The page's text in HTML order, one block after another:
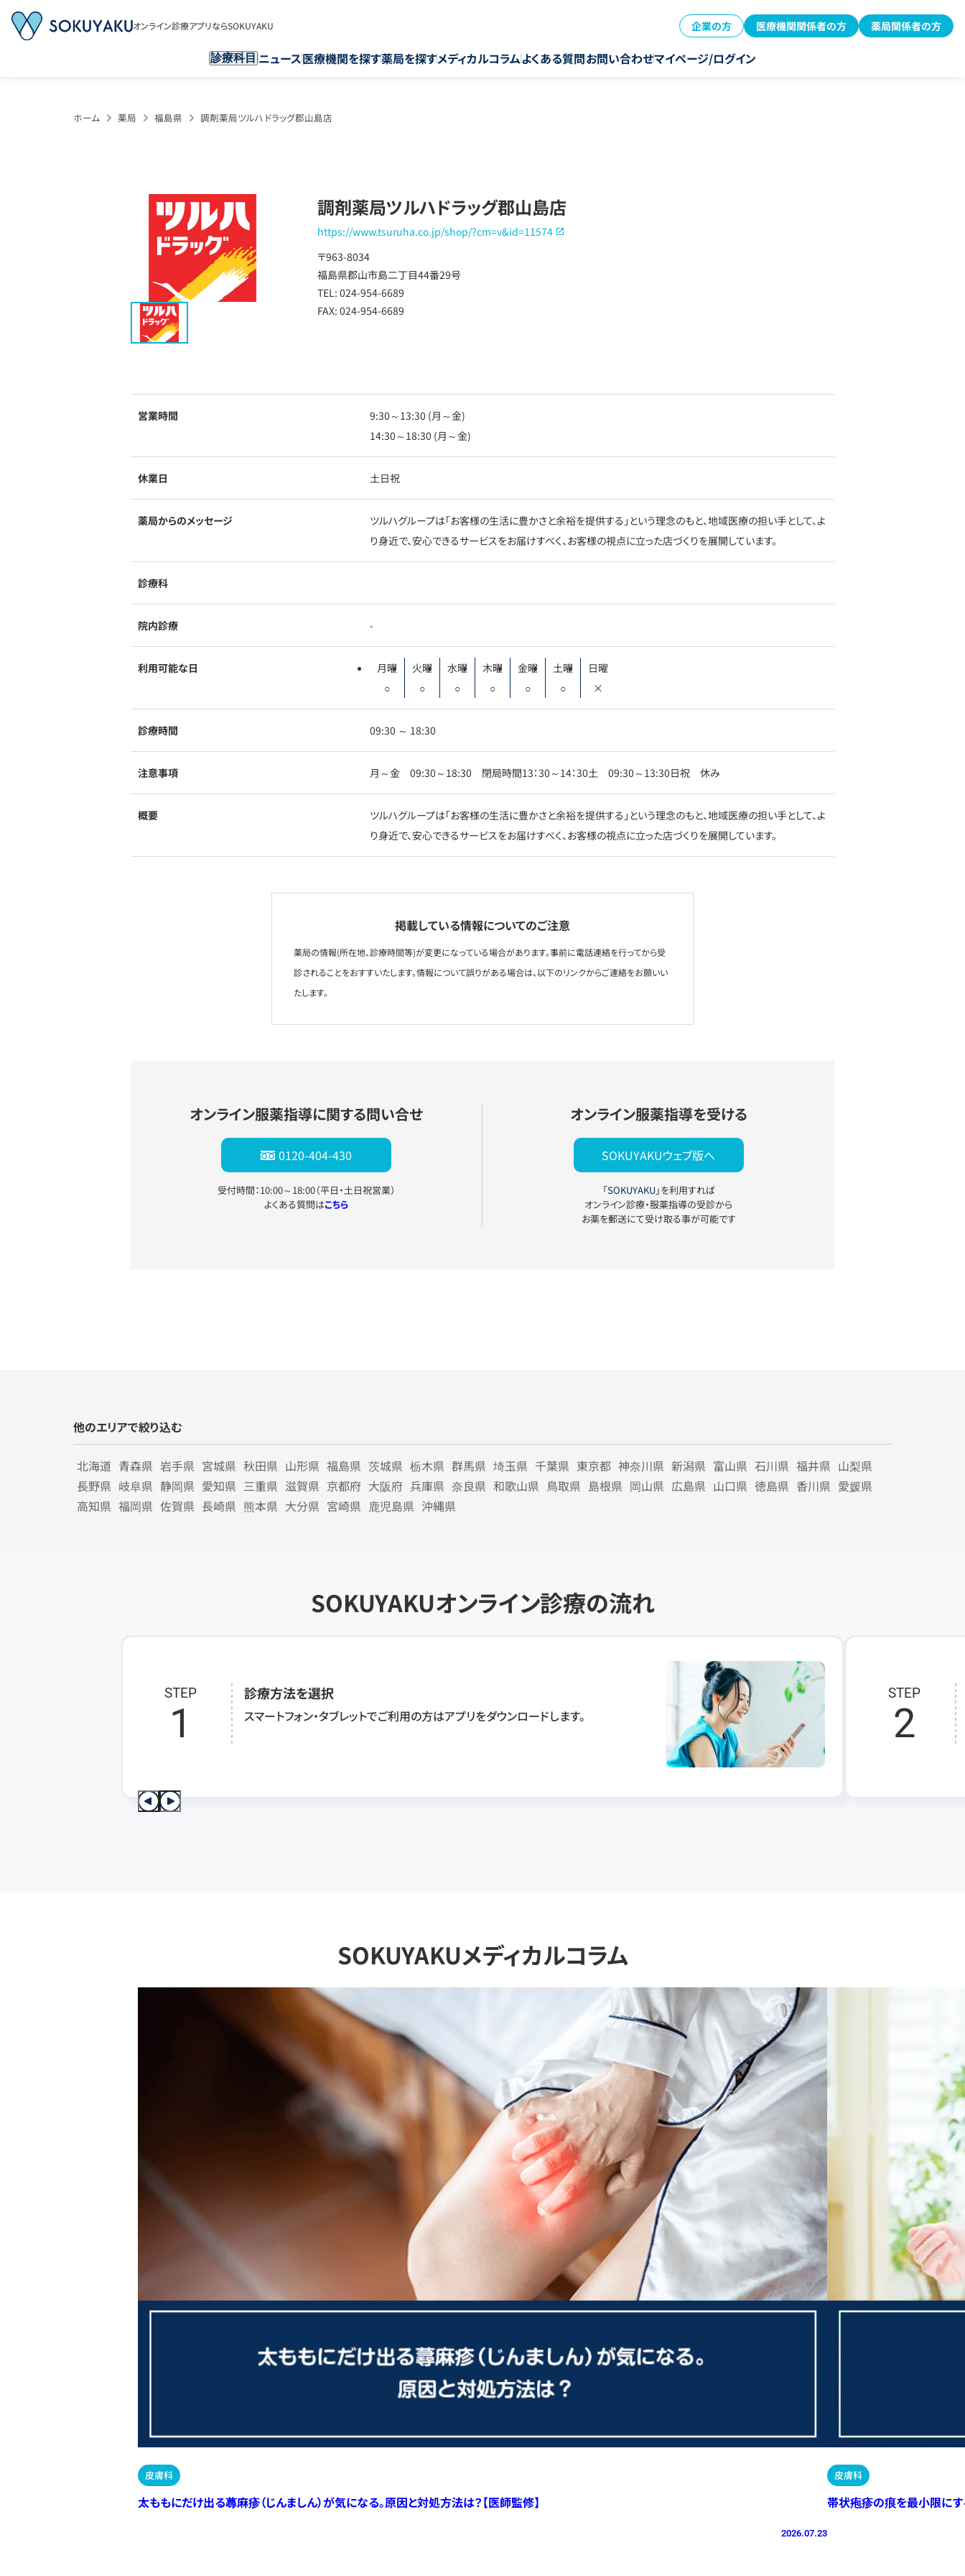
オンライン診療アプリならSOKUYAKU 企業の方 医療機関関係者の方 薬局関係者の方
診療科目 ニュース医療機関を探す薬局を探すメディカルコラムよくある質問お問い合わせマイページ/ログイン
ホーム 薬局 福島県 調剤薬局ツルハドラッグ郡山島店
調剤薬局ツルハドラッグ郡山島店
https://www.tsuruha.co.jp/shop/?cm=v&id=11574
〒963-8034
福島県郡山市島二丁目44番29号
TEL: 024-954-6689
FAX: 024-954-6689
営業時間
9:30～13:30 (月～金)
14:30～18:30 (月～金)
休業日 土日祝
薬局からのメッセージ
ツルハグループは「お客様の生活に豊かさと余裕を提供する」という理念のもと、地域医療の担い手として、よ
り身近で、安心できるサービスをお届けすべく、お客様の視点に立った店づくりを展開しています。
診療科
院内診療 -
利用可能な日
月曜
○
火曜
○
水曜
○
木曜
○
金曜
○
土曜
○
日曜
×
診療時間 09:30 ～ 18:30
注意事項 月～金 09:30～18:30 閉局時間13：30～14：30土 09:30～13:30日祝 休み
概要
ツルハグループは「お客様の生活に豊かさと余裕を提供する」という理念のもと、地域医療の担い手として、よ
り身近で、安心できるサービスをお届けすべく、お客様の視点に立った店づくりを展開しています。
掲載している情報についてのご注意
薬局の情報(所在地、診療時間等)が変更になっている場合があります。事前に電話連絡を行ってから受
診されることをおすすいたします。情報について誤りがある場合は、以下のリンクからご連絡をお願いい
たします。
オンライン服薬指導に関する問い合せ
0120-404-430
受付時間：10:00～18:00（平日・土日祝営業）
よくある質問はこちら
オンライン服薬指導を受ける
SOKUYAKUウェブ版へ
「SOKUYAKU」を利用すれば
オンライン診療・服薬指導の受診から
お薬を郵送にて受け取る事が可能です
他のエリアで絞り込む
北海道 青森県 岩手県 宮城県 秋田県 山形県 福島県 茨城県 栃木県 群馬県 埼玉県 千葉県 東京都 神奈川県 新潟県 富山県 石川県 福井県 山梨県
長野県 岐阜県 静岡県 愛知県 三重県 滋賀県 京都府 大阪府 兵庫県 奈良県 和歌山県 鳥取県 島根県 岡山県 広島県 山口県 徳島県 香川県 愛媛県
高知県 福岡県 佐賀県 長崎県 熊本県 大分県 宮崎県 鹿児島県 沖縄県
SOKUYAKUオンライン診療の流れ
STEP
1
診療方法を選択
スマートフォン・タブレットでご利用の方はアプリをダウンロードします。
STEP
2
SOKUYAKUメディカルコラム
皮膚科
太ももにだけ出る蕁麻疹（じんましん）が気になる。原因と対処方法は？【医師監修】
2026.07.23
皮膚科
帯状疱疹の痕を最小限にす